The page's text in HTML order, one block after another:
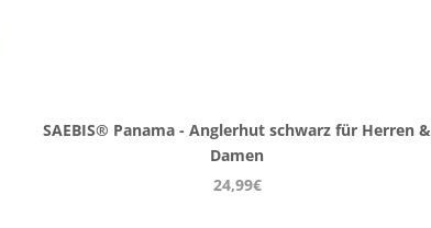
SAEBIS® Panama - Anglerhut schwarz für Herren &
Damen
24,99€